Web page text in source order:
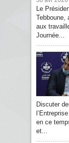
Le
Tebboune,
aux
Journée...
Discuter
en ce
et...